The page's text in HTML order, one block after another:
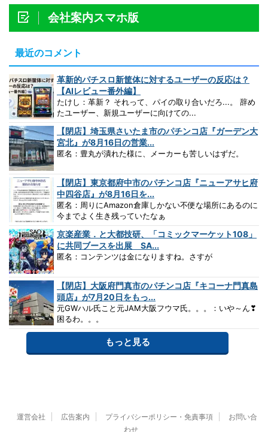
会社案内スマホ版
最近のコメント
革新的パチスロ新筐体に対するユーザーの反応は？
【AIレビュー番外編】
たけし：革新？ それって、パイの取り合いだろ...。 辞め
たユーザー、新規ユーザーに向けての...
【閉店】埼玉県さいたま市のパチンコ店『ガーデン大
宮北』が8月16日の営業...
匿名：豊丸が潰れた様に、メーカーも苦しいはずだ。
【閉店】東京都府中市のパチンコ店『ニューアサヒ府
中四谷店』が8月16日を...
匿名：周りにAmazon倉庫しかない不便な場所にあるのに
今までよく生き残っていたなぁ
京楽産業．と大都技研、「コミックマーケット108」
に共同ブースを出展 SA...
匿名：コンテンツは金になりますね。さすが
【閉店】大阪府門真市のパチンコ店『キコーナ門真島
頭店』が7月20日をもっ...
元GWハル氏こと元JAM大阪フウマ氏。。。：いや～ん❣
困るわ。。。
もっと見る
運営会社 広告案内 プライバシーポリシー・免責事項
お問い合
わせ